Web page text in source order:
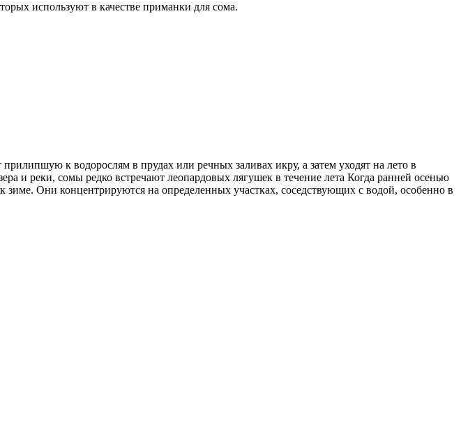
используют в качестве приманки для сома.
к водорослям в прудах или речных заливах икру, а затем уходят на лето в
и реки, сомы редко встречают леопардовых лягушек в течение лета Когда ранней осенью
зиме. Они концентрируются на определенных участках, соседствующих с водой, особенно в